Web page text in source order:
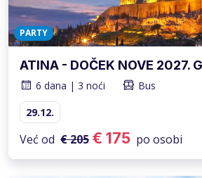
PARTY
ATINA - DOČEK NOVE 2027.
6 dana | 3 noći
Bus
29.12.
Već od € 205 € 175 po osobi